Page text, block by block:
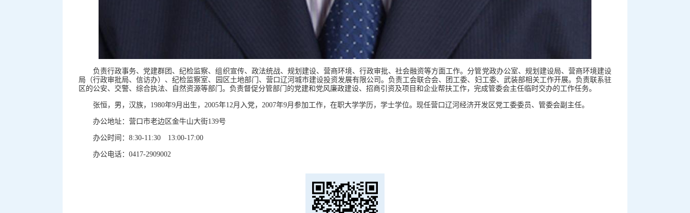
负责行政事务、党建群团、纪检监察、组织宣传、政法统战、规划建设、营商环境、行政审批、社会融资等方面工作。分管党政办公室、规划建设局、营商环境建设
局（行政审批局、信访办）、纪检监察室、园区土地部门、营口辽河城市建设投资发展有限公司。负责工会联合会、团工委、妇工委、武装部相关工作开展。负责联系驻
区的公安、交警、综合执法、自然资源等部门。负责督促分管部门的党建和党风廉政建设、招商引资及项目和企业帮扶工作，完成管委会主任临时交办的工作任务。
张恒，男，汉族，1980年9月出生，2005年12月入党，2007年9月参加工作，在职大学学历，学士学位。现任营口辽河经济开发区党工委委员、管委会副主任。
办公地址：营口市老边区金牛山大街139号
办公时间：8:30-11:30 13:00-17:00
办公电话：0417-2909002